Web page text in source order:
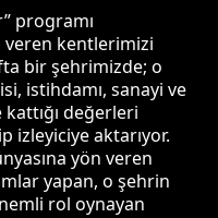
programı
kentlerimizi
bir şehrimizde; o
istihdamı, sanayi ve
değerleri
izleyiciye aktarıyor.
yön veren
yapan, o şehrin
rol oynayan